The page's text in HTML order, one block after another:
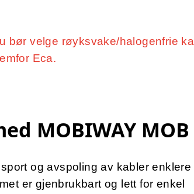
bør velge røyksvake/halogenfrie
Eca.
MOBIWAY MOB
og avspoling av kabler enklere
er gjenbrukbart og lett for enkel